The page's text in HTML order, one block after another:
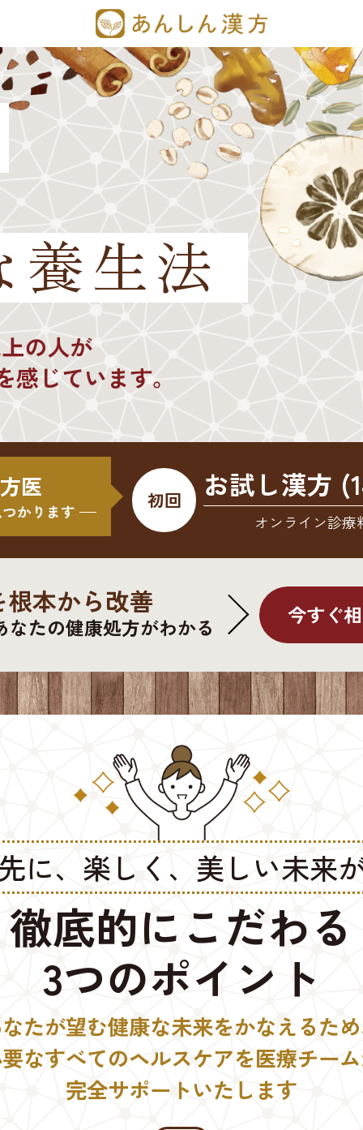
養生法
の人が
感じています。
医
かります 初回 お試し漢方
オンライン診療
本から改善
なたの健康処方がわかる 今すぐ
に、楽しく、美しい未来
徹底的にこだわる
3つのポイント
たが望む健康な未来をかなえるた
なすべてのヘルスケアを医療チー
完全サポートいたします